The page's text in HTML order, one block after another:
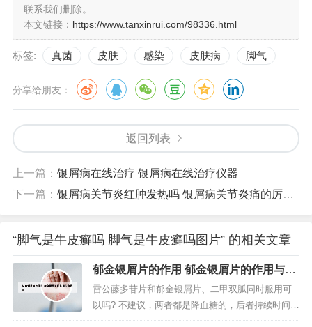
联系我们删除。
本文链接： https://www.tanxinrui.com/98336.html
标签: 真菌 皮肤 感染 皮肤病 脚气
分享给朋友：
返回列表
上一篇： 银屑病在线治疗 银屑病在线治疗仪器
下一篇： 银屑病关节炎红肿发热吗 银屑病关节炎痛的厉害怎么办
“脚气是牛皮癣吗 脚气是牛皮癣吗图片” 的相关文章
郁金银屑片的作用 郁金银屑片的作用与副
作用
雷公藤多苷片和郁金银屑片、二甲双胍同时服用可
以吗? 不建议，两者都是降血糖的，后者持续时间
长，同时服用容易出现低血糖。另外血糖控制不理